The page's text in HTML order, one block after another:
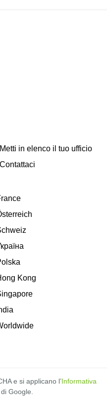
Metti in elenco il tuo ufficio
Contattaci
Kong
e si applicano l’Informativa
di Google.